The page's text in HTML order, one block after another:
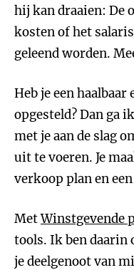
hij kan draaien: De
kosten of het
geleend worden.
Heb je een
opgesteld? Dan ga
met je aan de slag
uit te voeren. Je
verkoop plan en
MetWinstgevende
tools. Ik ben daarin
je deelgenoot van